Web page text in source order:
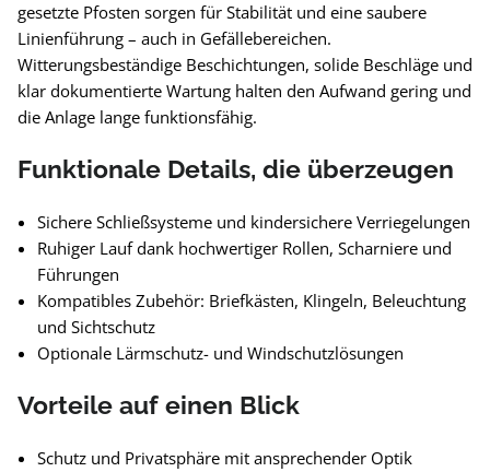
gesetzte Pfosten sorgen für Stabilität und eine saubere
Linienführung – auch in Gefällebereichen.
Witterungsbeständige Beschichtungen, solide Beschläge und
klar dokumentierte Wartung halten den Aufwand gering und
die Anlage lange funktionsfähig.
Funktionale Details, die überzeugen
Sichere Schließsysteme und kindersichere Verriegelungen
Ruhiger Lauf dank hochwertiger Rollen, Scharniere und
Führungen
Kompatibles Zubehör: Briefkästen, Klingeln, Beleuchtung
und Sichtschutz
Optionale Lärmschutz- und Windschutzlösungen
Vorteile auf einen Blick
Schutz und Privatsphäre mit ansprechender Optik